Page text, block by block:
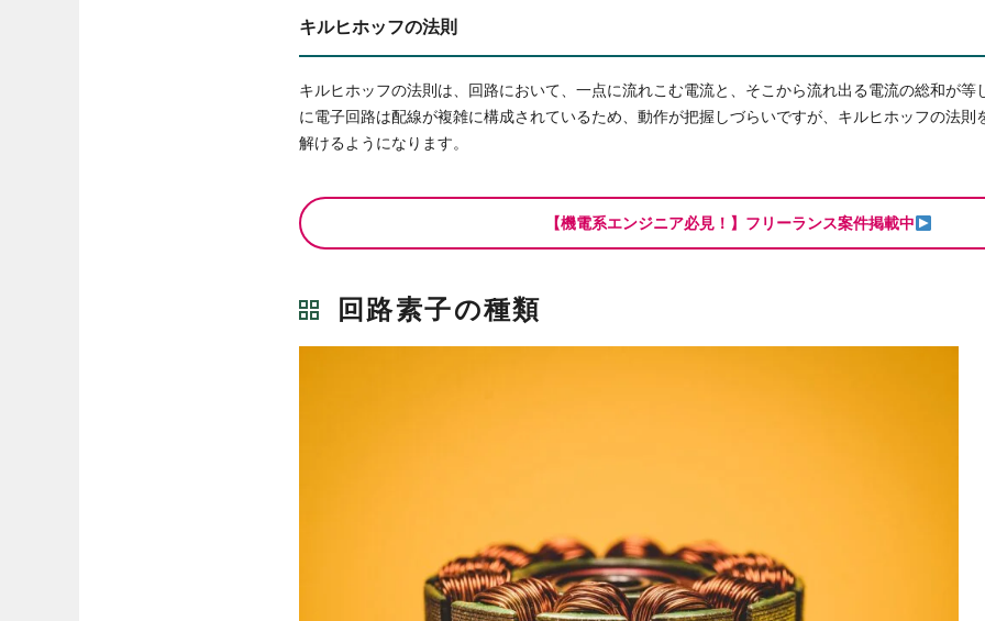
キルヒホッフの法則
キルヒホッフの法則は、回路において、一点に流れこむ電流と、そこから流れ出る電流の総和が等
に電子回路は配線が複雑に構成されているため、動作が把握しづらいですが、キルヒホッフの法則
解けるようになります。
【機電系エンジニア必見！】フリーランス案件掲載中
回路素子の種類